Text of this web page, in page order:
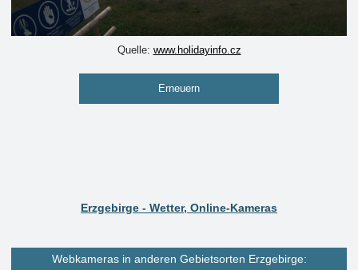
Quelle: www.holidayinfo.cz
Erneuern
Erzgebirge - Wetter, Online-Kameras
Webkameras in anderen Gebietsorten Erzgebirge: